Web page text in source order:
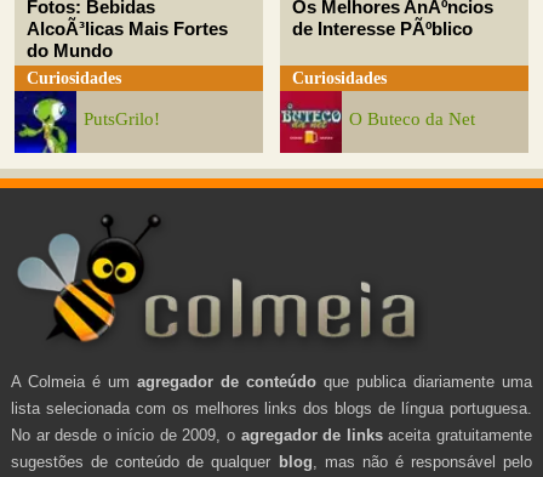
Fotos: Bebidas
AlcoÃ³licas Mais Fortes
do Mundo
Curiosidades
PutsGrilo!
Os Melhores AnÃºncios
de Interesse PÃºblico
Curiosidades
O Buteco da Net
A Colmeia é um agregador de conteúdo que publica diariamente uma
lista selecionada com os melhores links dos blogs de língua portuguesa.
No ar desde o início de 2009, o agregador de linksaceita gratuitamente
sugestões de conteúdo de qualquer blog , mas não é responsável pelo